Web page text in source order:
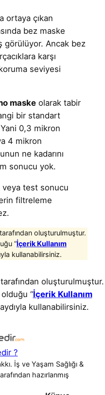
ortaya çıkan
bez maske
görülüyor. Ancak bez
karşı
seviyesi
maskeolarak tabir
bir standart
Yani 0,3 mikron
4 mikron
ne kadarını
sonucu yok.
veya test sonucu
filtreleme
oluşturulmuştur.
“İçerik Kullanım
kullanabilirsiniz.
oluşturulmuştur.
“İçerik Kullanım
kullanabilirsiniz.
?
İş ve Yaşam Sağlığı &
hazırlanmış